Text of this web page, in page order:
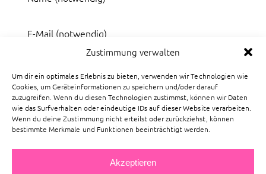
Zustimmung verwalten
Um dir ein optimales Erlebnis zu bieten, verwenden wir Technologien wie
Cookies, um Geräteinformationen zu speichern und/oder darauf
zuzugreifen. Wenn du diesen Technologien zustimmst, können wir Daten
wie das Surfverhalten oder eindeutige IDs auf dieser Website verarbeiten.
Wenn du deine Zustimmung nicht erteilst oder zurückziehst, können
bestimmte Merkmale und Funktionen beeinträchtigt werden.
Akzeptieren
Meinen Namen, E-Mail und Website in diesem
Browser speichern, bis ich wieder kommentiere.